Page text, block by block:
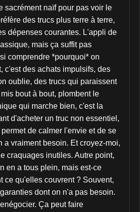
sacrément naïf pour pas voir le
des trucs plus terre à terre,
dépenses courantes. L'appli de
mais ça suffit pas
comprendre *pourquoi* on
c'est des achats impulsifs, des
oublie, des trucs qui paraissent
bout à bout, plombent le
qui marche bien, c'est la
d'acheter un truc non essentiel,
de calmer l'envie et de se
a vraiment besoin. Et croyez-moi,
craquages inutiles. Autre point,
en a tous plein, mais est-ce
ce qu'elles couvrent ? Souvent,
dont on n'a pas besoin.
Ça peut faire